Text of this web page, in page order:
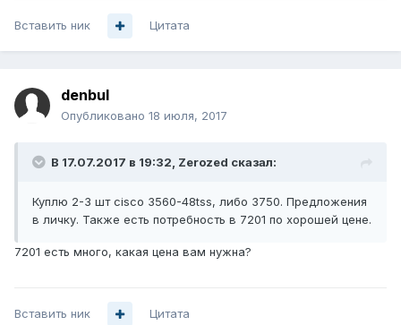
Вставить ник Цитата
denbul
Опубликовано 18 июля, 2017
В 17.07.2017 в 19:32, Zerozed сказал:
Куплю 2-3 шт cisco 3560-48tss, либо 3750. Предложения
в личку. Также есть потребность в 7201 по хорошей цене.
7201 есть много, какая цена вам нужна?
Вставить ник Цитата